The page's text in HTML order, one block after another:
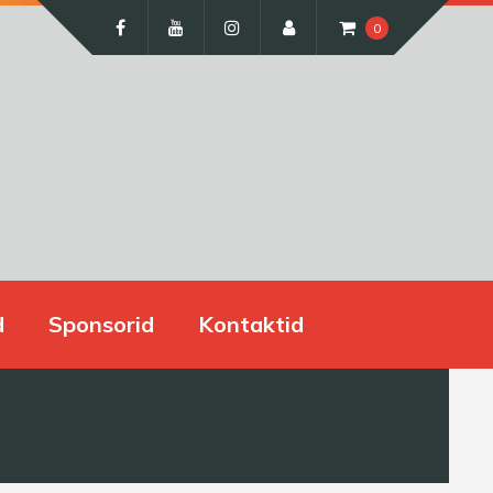
0
Sponsorid Kontaktid